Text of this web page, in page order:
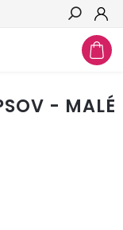
Hľadať
- MALÉ